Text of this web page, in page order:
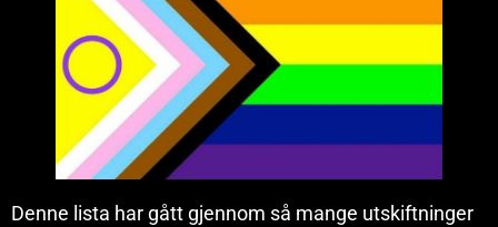
Denne lista har gått gjennom så mange utskiftninger